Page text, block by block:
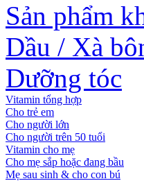
Sản phẩm
Dầu / Xà
Dưỡng tóc
Vitamin tổng hợp
Cho trẻ em
Cho người lớn
Cho người trên 50 tuổi
Vitamin cho mẹ
Cho mẹ sắp hoặc đang bầu
Mẹ sau sinh & cho con bú